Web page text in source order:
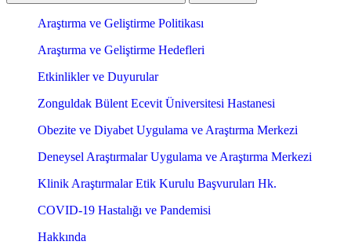
Araştırma ve Geliştirme Politikası
Araştırma ve Geliştirme Hedefleri
Etkinlikler ve Duyurular
Zonguldak Bülent Ecevit Üniversitesi Hastanesi
Obezite ve Diyabet Uygulama ve Araştırma Merkezi
Deneysel Araştırmalar Uygulama ve Araştırma Merkezi
Klinik Araştırmalar Etik Kurulu Başvuruları Hk.
COVID-19 Hastalığı ve Pandemisi
Hakkında